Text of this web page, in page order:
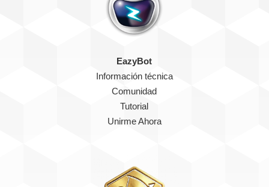
EazyBot
Información técnica
Comunidad
Tutorial
Unirme Ahora